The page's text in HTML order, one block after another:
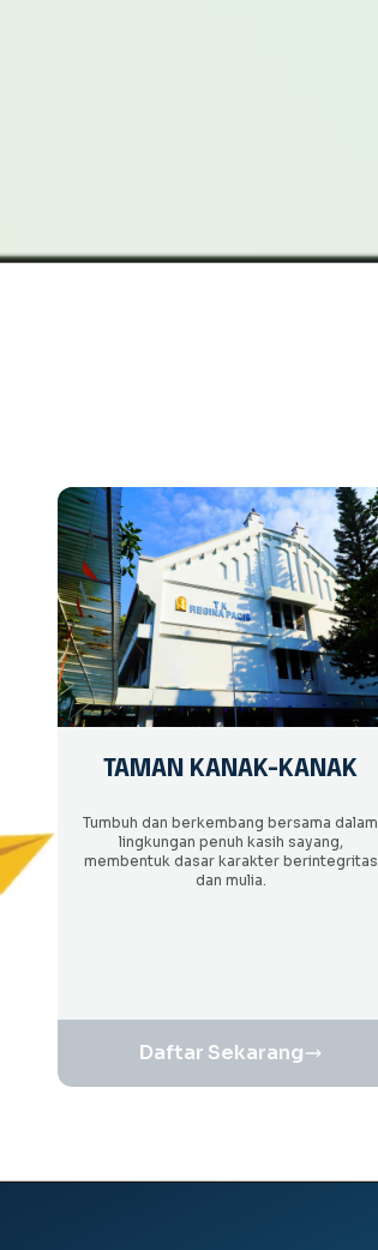
TAMAN KANAK-KANAK
Tumbuh dan berkembang bersama dalam
lingkungan penuh kasih sayang,
membentuk dasar karakter berintegritas
dan mulia.
Daftar Sekarang